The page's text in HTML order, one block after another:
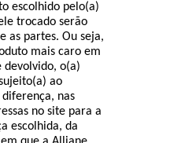
escolhido pelo(a)
trocado serão
as partes. Ou seja,
mais caro em
devolvido, o(a)
ao
nas
no site para a
escolhida, da